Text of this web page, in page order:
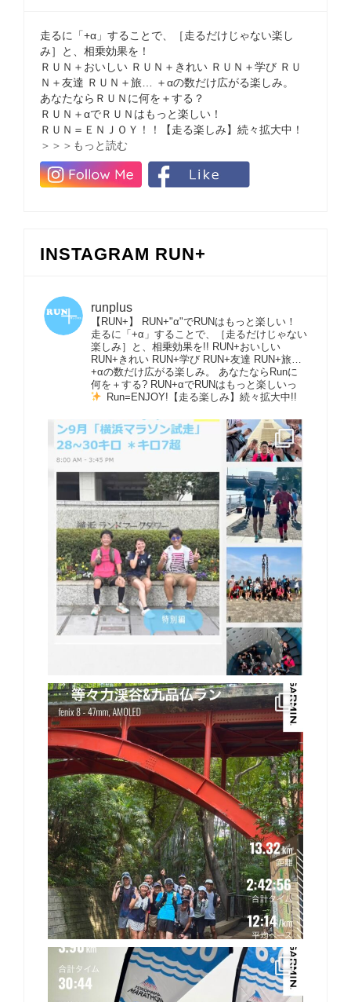
走るに「+α」することで、［走るだけじゃない楽し
み］と、相乗効果を！
ＲＵＮ＋おいしい ＲＵＮ＋きれい ＲＵＮ＋学び ＲＵ
Ｎ＋友達 ＲＵＮ＋旅… ＋αの数だけ広がる楽しみ。
あなたならＲＵＮに何を＋する？
ＲＵＮ＋αでＲＵＮはもっと楽しい！
ＲＵＮ＝ＥＮＪＯＹ！！【走る楽しみ】続々拡大中！
＞＞＞もっと読む
INSTAGRAM RUN+
runplus
【RUN+】 RUN+"α"でRUNはもっと楽しい！
走るに「+α」することで、［走るだけじゃない
楽しみ］と、相乗効果を!! RUN+おいしい
RUN+きれい RUN+学び RUN+友達 RUN+旅…
+αの数だけ広がる楽しみ。 あなたならRunに
何を＋する? RUN+αでRUNはもっと楽しいっ
Run=ENJOY!【走る楽しみ】続々拡大中!!